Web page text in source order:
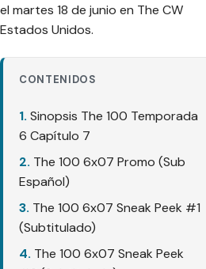
el martes 18 de junio en The CW
Estados Unidos.
CONTENIDOS
Sinopsis The 100 Temporada
6 Capítulo 7
The 100 6x07 Promo (Sub
Español)
The 100 6x07 Sneak Peek #1
(Subtitulado)
The 100 6x07 Sneak Peek